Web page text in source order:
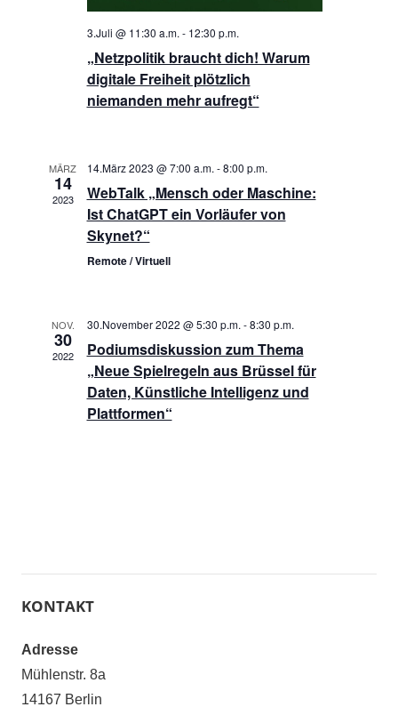
3.Juli @ 11:30 a.m. - 12:30 p.m.
„Netzpolitik braucht dich! Warum
digitale Freiheit plötzlich
niemanden mehr aufregt“
MÄRZ
14
2023
14.März 2023 @ 7:00 a.m. -8:00 p.m.
WebTalk „Mensch oder Maschine:
Ist ChatGPT ein Vorläufer von
Skynet?“
Remote / Virtuell
NOV.
30
2022
30.November 2022 @ 5:30 p.m. -8:30 p.m.
Podiumsdiskussion zum Thema
„Neue Spielregeln aus Brüssel für
Daten, Künstliche Intelligenz und
Plattformen“
KONTAKT
Adresse
Mühlenstr. 8a
14167 Berlin